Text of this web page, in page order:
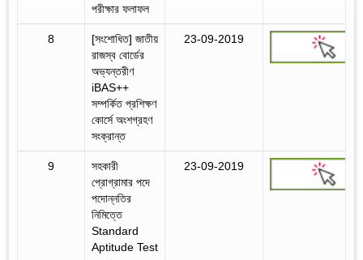
পরীক্ষার ফলাফল
8
[সংশোধিত] জাতীয়
রাজস্ব বোর্ডের
অভ্যন্তরীণ
iBAS++
সম্পর্কিত প্রশিক্ষণ
কোর্সে অংশগ্রহণ
সংক্রান্ত
23-09-2019
9
সহকারী
প্রোগ্রামার পদে
পদোন্নতির
নিমিত্তে
Standard
Aptitude Test
23-09-2019